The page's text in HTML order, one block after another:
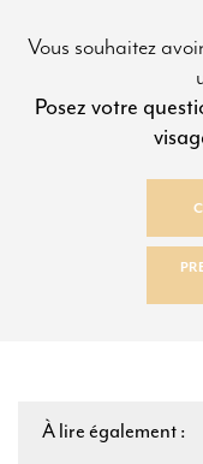
Vous souhaitez
Posez votre
À lire également :